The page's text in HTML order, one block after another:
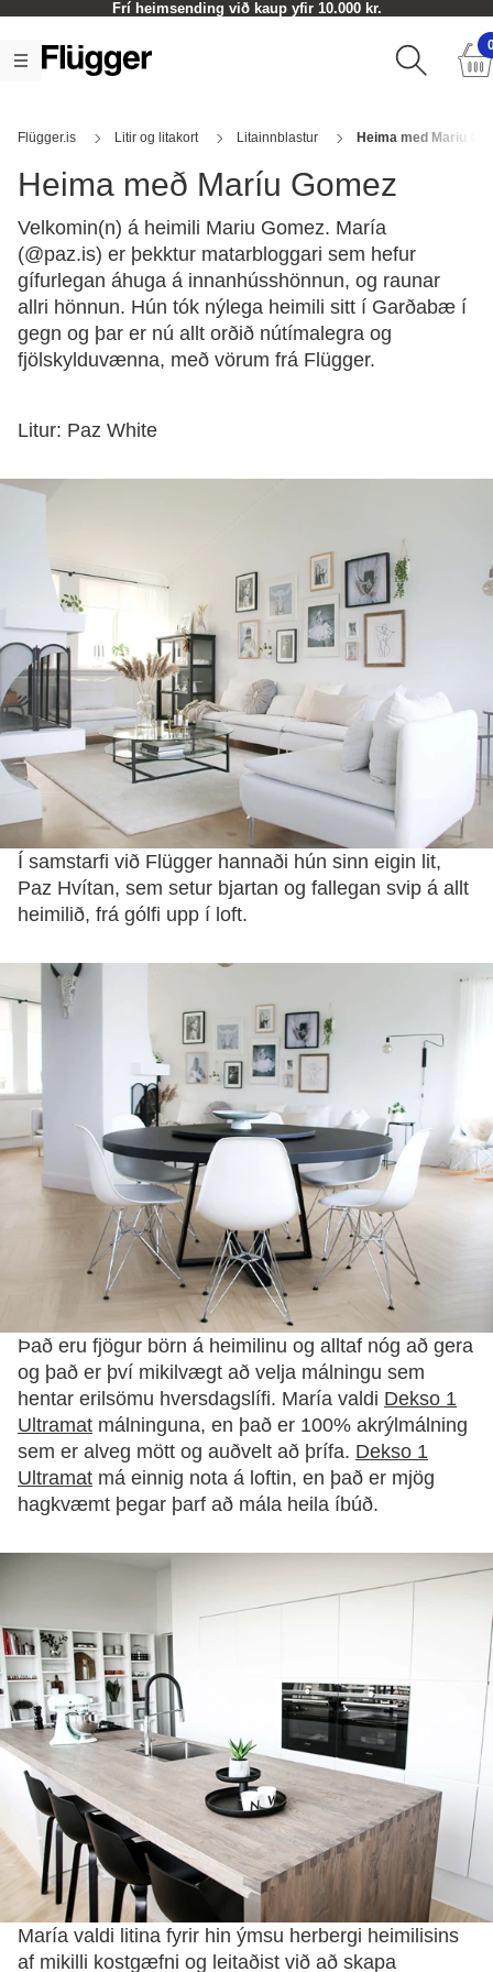
Frí heimsending við kaup yfir 10.000 kr.
Flügger.is Litir og litakort Litainnblastur Heima med Mariu
Heima með Maríu Gomez
Velkomin(n) á heimili Mariu Gomez. María
(@paz.is) er þekktur matarbloggari sem hefur
gífurlegan áhuga á innanhússhönnun, og raunar
allri hönnun. Hún tók nýlega heimili sitt í Garðabæ í
gegn og þar er nú allt orðið nútímalegra og
fjölskylduvænna, með vörum frá Flügger.
Litur: Paz White
Í samstarfi við Flügger hannaði hún sinn eigin lit,
Paz Hvítan, sem setur bjartan og fallegan svip á allt
heimilið, frá gólfi upp í loft.
Það eru fjögur börn á heimilinu og alltaf nóg að gera
og það er því mikilvægt að velja málningu sem
hentar erilsömu hversdagslífi. María valdi Dekso 1
Ultramat málninguna, en það er 100% akrýlmálning
sem er alveg mött og auðvelt að þrífa. Dekso 1
Ultramat má einnig nota á loftin, en það er mjög
hagkvæmt þegar þarf að mála heila íbúð.
María valdi litina fyrir hin ýmsu herbergi heimilisins
af mikilli kostgæfni og leitaðist við að skapa